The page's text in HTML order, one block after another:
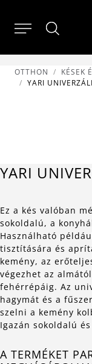
OTTHON KÉSEK
YARI
YARI
Ez a kés valóban
sokoldalú, a
Használható
tisztítására és
kemény, az
végezhet az
fehérrépáig. Az
hagymát és a
szelni a kemény
Igazán sokoldalú
A TERMÉKET